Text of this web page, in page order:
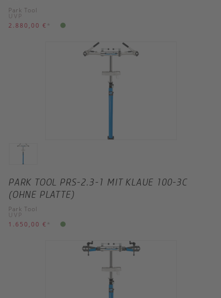
Park Tool
UVP
2.880,00 € *
PARK TOOL PRS-2.3-1 MIT KLAUE 100-3C
(OHNE PLATTE)
Park Tool
UVP
1.650,00 € *